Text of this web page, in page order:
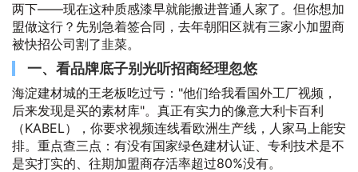
两下——现在这种质感漆早就能搬进普通人家了。但你想加
盟做这行？先别急着签合同，去年朝阳区就有三家小加盟商
被快招公司割了韭菜。
一、看品牌底子别光听招商经理忽悠
海淀建材城的王老板吃过亏："他们给我看国外工厂视频，
后来发现是买的素材库"。真正有实力的像意大利卡百利
（KABEL），你要求视频连线看欧洲生产线，人家马上能安
排。重点查三点：有没有国家绿色建材认证、专利技术是不
是实打实的、往期加盟商存活率超过80%没有。